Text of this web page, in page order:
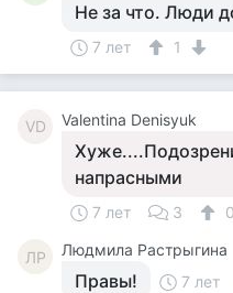
Не за что. Люди
7 лет 1
VD Valentina Denisyuk
напрасными
7 лет 3 0
ЛР Людмила Растрыгина
Правы! 7 лет